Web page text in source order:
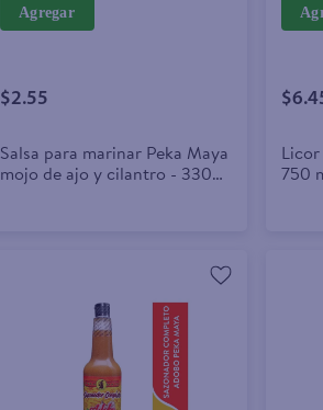
Agregar
$2.55
Salsa para marinar Peka Maya
mojo de ajo y cilantro - 330
750